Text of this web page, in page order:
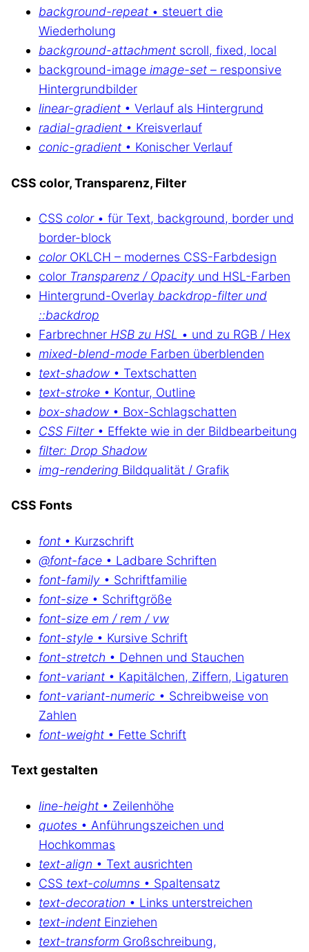
background-repeat • steuert die
Wiederholung
background-attachment scroll, fixed, local
background-image image-set – responsive
Hintergrundbilder
linear-gradient • Verlauf als Hintergrund
radial-gradient • Kreisverlauf
conic-gradient • Konischer Verlauf
CSS color, Transparenz, Filter
CSS color• für Text, background, border und
border-block
colorOKLCH – modernes CSS-Farbdesign
color Transparenz / Opacity und HSL-Farben
Hintergrund-Overlay backdrop-filter und
::backdrop
Farbrechner HSB zu HSL • und zu RGB / Hex
mixed-blend-mode Farben überblenden
text-shadow • Textschatten
text-stroke • Kontur, Outline
box-shadow • Box-Schlagschatten
CSS Filter• Effekte wie in der Bildbearbeitung
filter: Drop Shadow
img-rendering Bildqualität / Grafik
CSS Fonts
font • Kurzschrift
@font-face • Ladbare Schriften
font-family • Schriftfamilie
font-size • Schriftgröße
font-size em / rem / vw
font-style • Kursive Schrift
font-stretch • Dehnen und Stauchen
font-variant • Kapitälchen, Ziffern, Ligaturen
font-variant-numeric • Schreibweise von
Zahlen
font-weight • Fette Schrift
Text gestalten
line-height • Zeilenhöhe
quotes • Anführungszeichen und
Hochkommas
text-align • Text ausrichten
CSS text-columns • Spaltensatz
text-decoration • Links unterstreichen
text-indent Einziehen
text-transform Großschreibung,